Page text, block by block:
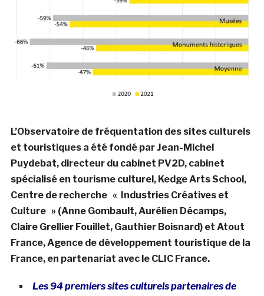
L’Observatoire de fréquentation des sites culturels
et touristiques a été fondé par Jean-Michel
Puydebat, directeur du cabinet PV2D, cabinet
spécialisé en tourisme culturel, Kedge Arts School,
Centre de recherche « Industries Créatives et
Culture » (Anne Gombault, Aurélien Décamps,
Claire Grellier Fouillet, Gauthier Boisnard) et Atout
France, Agence de développement touristique de la
France, en partenariat avec le CLIC France.
Les 94 premiers sites culturels partenaires de